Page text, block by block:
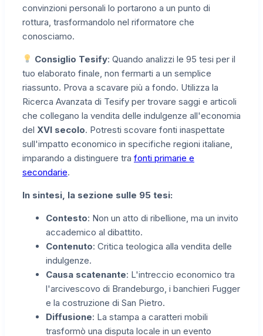
convinzioni personali lo portarono a un punto di
rottura, trasformandolo nel riformatore che
conosciamo.
Consiglio Tesify: Quando analizzi le 95 tesi per il
tuo elaborato finale, non fermarti a un semplice
riassunto. Prova a scavare più a fondo. Utilizza la
Ricerca Avanzata di Tesify per trovare saggi e articoli
che collegano la vendita delle indulgenze all'economia
del XVI secolo. Potresti scovare fonti inaspettate
sull'impatto economico in specifiche regioni italiane,
imparando a distinguere tra fonti primarie e
secondarie.
In sintesi, la sezione sulle 95 tesi:
Contesto: Non un atto di ribellione, ma un invito
accademico al dibattito.
Contenuto: Critica teologica alla vendita delle
indulgenze.
Causa scatenante: L'intreccio economico tra
l'arcivescovo di Brandeburgo, i banchieri Fugger
e la costruzione di San Pietro.
Diffusione: La stampa a caratteri mobili
trasformò una disputa locale in un evento